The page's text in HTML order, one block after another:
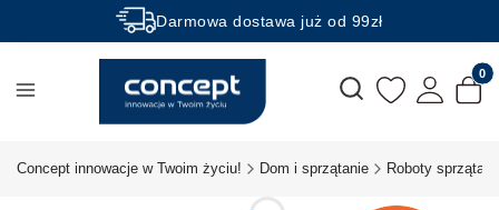
Darmowa dostawa już od 99zł
Rabaty -50% na wybrane produkty
Otwórz wyszukiwarkę
Concept innowacje w Twoim życiu! Dom i sprzątanie Roboty